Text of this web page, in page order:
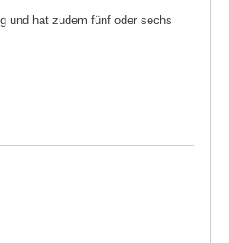
und hat zudem fünf oder sechs